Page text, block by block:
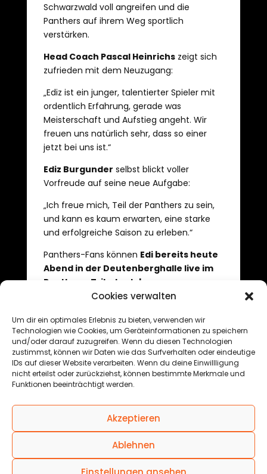
Cookies verwalten
Um dir ein optimales Erlebnis zu bieten, verwenden wir
Technologien wie Cookies, um Geräteinformationen zu speichern
und/oder darauf zuzugreifen. Wenn du diesen Technologien
zustimmst, können wir Daten wie das Surfverhalten oder eindeutige
IDs auf dieser Website verarbeiten. Wenn du deine Einwillligung
nicht erteilst oder zurückziehst, können bestimmte Merkmale und
Funktionen beeinträchtigt werden.
Akzeptieren
Ablehnen
Schwarzwald voll angreifen und die
Panthers auf ihrem Weg sportlich
verstärken.
Head Coach Pascal Heinrichszeigt sich
zufrieden mit dem Neuzugang:
„Ediz ist ein junger, talentierter Spieler mit
ordentlich Erfahrung, gerade was
Meisterschaft und Aufstieg angeht. Wir
freuen uns natürlich sehr, dass so einer
jetzt bei uns ist.“
Ediz Burgunder selbst blickt voller
Vorfreude auf seine neue Aufgabe:
„Ich freue mich, Teil der Panthers zu sein,
und kann es kaum erwarten, eine starke
und erfolgreiche Saison zu erleben.“
Panthers-Fans können Edi bereits heute
Abend in der Deutenberghalle live im
Panthers-Trikot erleben
←Young panthers update #2
Letzte Spiele vor der Weihnachtspause→
© 2025 Black Forest Basketball GmbH